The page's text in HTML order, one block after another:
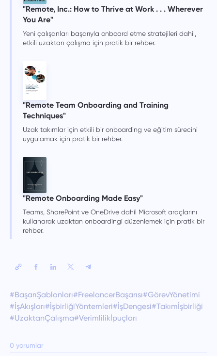
"Remote, Inc.: How to Thrive at Work . . . Wherever
You Are"
Yeni çalışanları başarıyla onboard etme stratejileri dahil,
etkili uzaktan çalışma için pratik bir rehber.
"Remote Team Onboarding and Training
Techniques"
Uzak takımlar için etkili bir onboarding ve eğitim sürecini
uygulamak için pratik bir rehber.
"Remote Onboarding Made Easy"
Teams, SharePoint ve OneDrive dahil Microsoft araçlarını
kullanarak uzaktan onboardingi düzenlemek için pratik bir
rehber.
#BaşarıŞablonları#FreelancerBaşarısı#GörevYönetimi
#İşAkışları#İşbirliğiYöntemleri#İşDengesi#Takımİşbirliği
#UzaktanÇalışma#Verimlilikİpuçları
0 yorumlar